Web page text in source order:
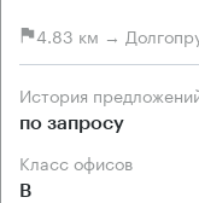
4.83 км →
История
по запросу
Класс офисов
B